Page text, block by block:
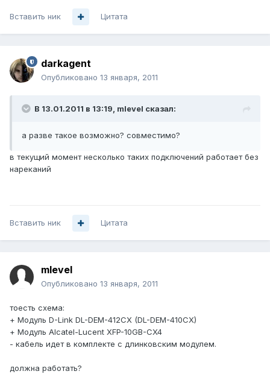
Вставить ник Цитата
darkagent
Опубликовано 13 января, 2011
В 13.01.2011 в 13:19, mlevel сказал:
а разве такое возможно? совместимо?
в текущий момент несколько таких подключений работает без
нареканий
Вставить ник Цитата
mlevel
Опубликовано 13 января, 2011
тоесть схема:
+ Модуль D-Link DL-DEM-412CX (DL-DEM-410CX)
+ Модуль Alcatel-Lucent XFP-10GB-CX4
- кабель идет в комплекте с длинковским модулем.
должна работать?